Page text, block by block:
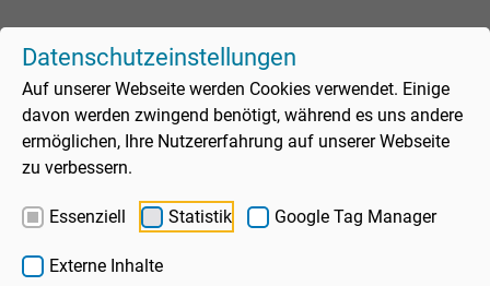
Datenschutzeinstellungen
Auf unserer Webseite werden Cookies verwendet. Einige
davon werden zwingend benötigt, während es uns andere
ermöglichen, Ihre Nutzererfahrung auf unserer Webseite
zu verbessern.
Essenziell Statistik Google Tag Manager
Externe Inhalte
Assistent
Gästeaufkommen
Spaßbad
normal
Sauna